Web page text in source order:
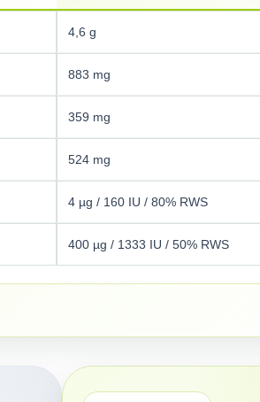
4,6 g
883 mg
359 mg
524 mg
4 µg / 160 IU / 80% RWS
400 µg / 1333 IU / 50% RWS